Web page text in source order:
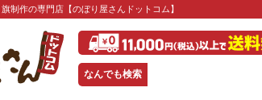
制作の専門店 【のぼり屋さんドットコム】
なんでも検索